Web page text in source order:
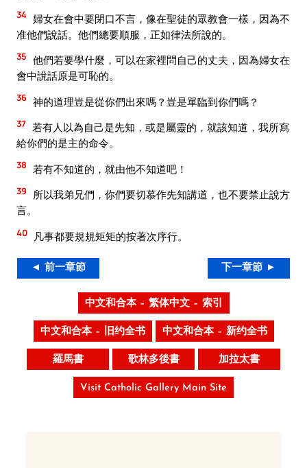
34 婦女在會中要閉口不言，像在聖徒的眾教會一樣，因為不
准他們說話。他們總要順服，正如律法所說的。
35 他們若要學什麼，可以在家裡問自己的丈夫，因為婦女在
會中說話原是可恥的。
36 神的道理豈是從你們出來嗎？豈是單臨到你們嗎？
37 若有人以為自己是先知，或是屬靈的，就該知道，我所寫
給你們的是主的命令。
38 若有不知道的，就由他不知道吧！
39
所以我弟兄們，你們要切慕作先知講道，也不要禁止說方
言。
40 凡事都要規規矩矩的按著次序行。
◄ 前一章節 下一章節 ►
中文和合本 – 繁体中文 – 索引
中文和合本 – 旧约全书 中文和合本 – 新约全书
羅馬書 歌林多後書 加拉太書
Visit Catholic Gallery Main Site